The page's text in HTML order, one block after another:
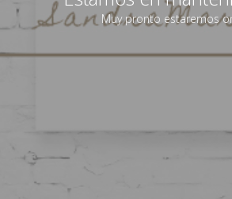
Muy pronto estaremos